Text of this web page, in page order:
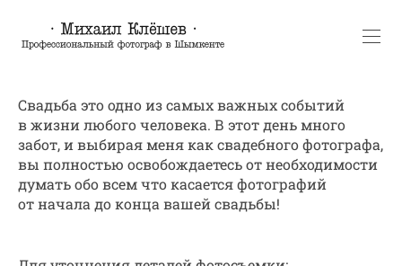
Свадьба это одно из самых важных событий
в жизни любого человека. В этот день много
забот, и выбирая меня как свадебного фотографа,
вы полностью освобождаетесь от необходимости
думать обо всем что касается фотографий
от начала до конца вашей свадьбы!